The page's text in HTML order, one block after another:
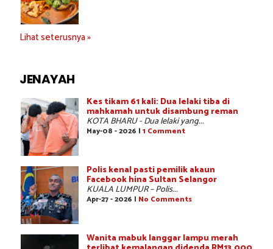
Lihat seterusnya »
JENAYAH
Kes tikam 61 kali: Dua lelaki tiba di
mahkamah untuk disambung reman
KOTA BHARU - Dua lelaki yang...
May-08 - 2026 | 1 Comment
Polis kenal pasti pemilik akaun
Facebook hina Sultan Selangor
KUALA LUMPUR – Polis...
Apr-27 - 2026 | No Comments
Wanita mabuk langgar lampu merah